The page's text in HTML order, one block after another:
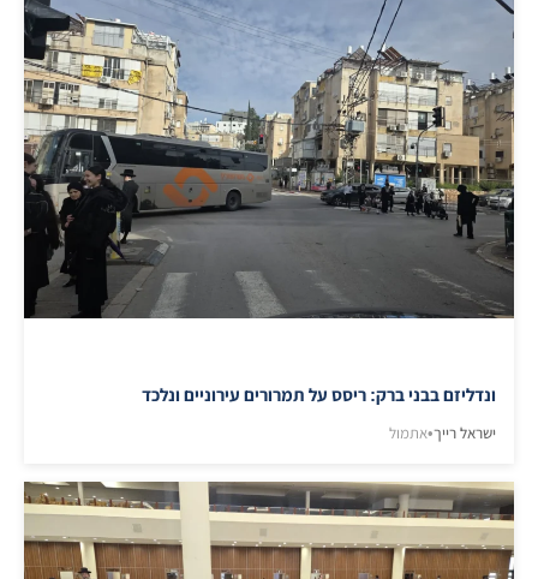
ונדליזם בבני ברק: ריסס על תמרורים עירוניים ונלכד
ישראל רייך•אתמול